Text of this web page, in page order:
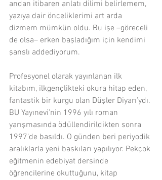
andan itibaren anlatı dilimi belirlemem,
yazıya dair önceliklerimi art arda
dizmem mümkün oldu. Bu işe –göreceli
de olsa– erken başladığım için kendimi
şanslı addediyorum.
Profesyonel olarak yayınlanan ilk
kitabım, ilkgençlikteki okura hitap eden,
fantastik bir kurgu olan Düşler Diyarı’ydı.
BU Yayınevi’nin 1996 yılı roman
yarışmasında ödüllendirildikten sonra
1997’de basıldı. O günden beri periyodik
aralıklarla yeni baskıları yapılıyor. Pekçok
eğitmenin edebiyat dersinde
öğrencilerine okuttuğunu, kitap